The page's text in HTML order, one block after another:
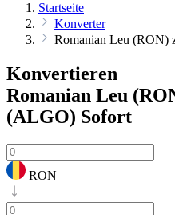
Startseite
Konverter
Romanian Leu (RON)
Konvertieren
Romanian Leu
(ALGO) Sofort
RON